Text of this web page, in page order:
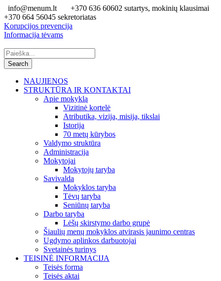
info@menum.lt
+370 636 60602 sutartys, mokinių klausimai
+370 664 56045 sekretoriatas
Korupcijos prevencija
Informacija tėvams
NAUJIENOS
STRUKTŪRA IR KONTAKTAI
Apie mokyklą
Vizitinė kortelė
Atributika, vizija, misija, tikslai
Istorija
70 metų kūrybos
Valdymo struktūra
Administracija
Mokytojai
Mokytojų taryba
Savivalda
Mokyklos taryba
Tėvų taryba
Seniūnų taryba
Darbo taryba
Lėšų skirstymo darbo grupė
Šiaulių menų mokyklos atvirasis jaunimo centras
Ugdymo aplinkos darbuotojai
Svetainės turinys
TEISINĖ INFORMACIJA
Teisės forma
Teisės aktai